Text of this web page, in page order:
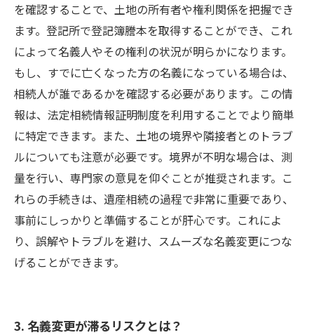
を確認することで、土地の所有者や権利関係を把握でき
ます。登記所で登記簿謄本を取得することができ、これ
によって名義人やその権利の状況が明らかになります。
もし、すでに亡くなった方の名義になっている場合は、
相続人が誰であるかを確認する必要があります。この情
報は、法定相続情報証明制度を利用することでより簡単
に特定できます。また、土地の境界や隣接者とのトラブ
ルについても注意が必要です。境界が不明な場合は、測
量を行い、専門家の意見を仰ぐことが推奨されます。こ
れらの手続きは、遺産相続の過程で非常に重要であり、
事前にしっかりと準備することが肝心です。これによ
り、誤解やトラブルを避け、スムーズな名義変更につな
げることができます。
3. 名義変更が滞るリスクとは？